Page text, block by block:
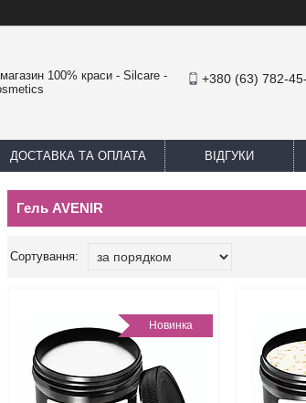
магазин 100% краси - Silcare -
+380 (63) 782-
ДОСТАВКА ТА ОПЛАТА ВІДГУКИ
Гель AVENIR
Новинка